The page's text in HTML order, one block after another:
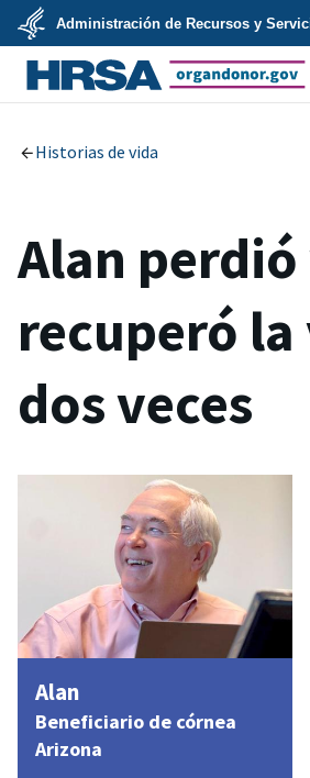
Skip
main
content
U.S.
Department
of
Health
Services
Administración de Recursos y
Historias de vida
Alan perdió
recuperó la
dos veces
Alan
Beneficiario de córnea
Arizona